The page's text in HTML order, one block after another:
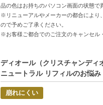
【商品の特徴】
自然由来成分-90%自然由来成分
持続力-24時間つけたての仕上が
【こんな方へおすすめ】
軽やかな仕上がりで自然な艶を求
マスク着用時でも肌感をキープした
品の色はお持ちのパソコン画面の状態で
※リニューアルやメーカーの都合により
ので予めご了承ください。
※お客様ご都合でのご注文のキャンセル
ディオール（クリスチャンディ
ニュートラル リフィルのお悩み
崩れにくい